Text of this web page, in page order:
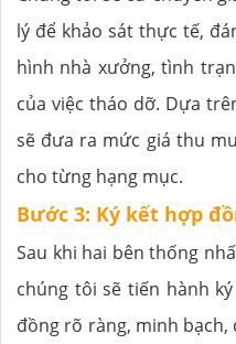
lý để khảo sát thực tế,
hình nhà xưởng, tình
của việc tháo dỡ. Dựa
sẽ đưa ra mức giá thu
cho từng hạng mục.
Bước 3: Ký kết hợp
Sau khi hai bên thống
chúng tôi sẽ tiến hành
đồng rõ ràng, minh bạch,